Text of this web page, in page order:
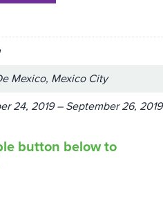
Mexico, Mexico City
24, 2019 – September 26, 2019
button below to